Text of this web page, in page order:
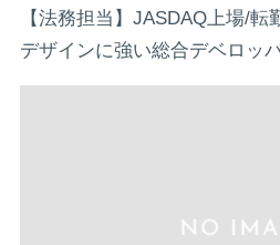
【法務担当】JASDAQ上場/
デザインに強い総合デベロッ